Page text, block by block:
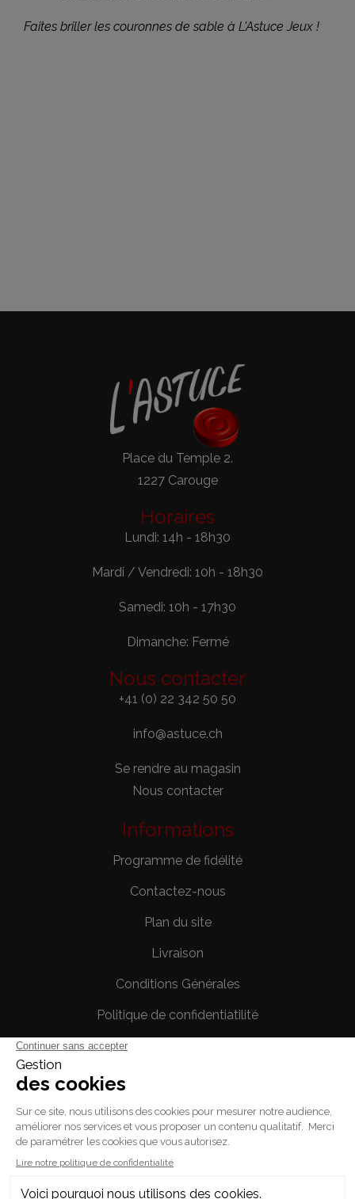
Faites briller les couronnes de sable à L'Astuce Jeux !
Place du Temple 2.
1227 Carouge
Horaires
Lundi: 14h - 18h30
Mardi / Vendredi: 10h - 18h30
Samedi: 10h - 17h30
Dimanche: Fermé
Nous contacter
+41 (0) 22 342 50 50
info@astuce.ch
Se rendre au magasin
Nous contacter
Informations
Programme de fidélité
Contactez-nous
Plan du site
Livraison
Conditions Générales
Politique de confidentiatilité
Votre compte
Informations personnelles
Commandes
Avoirs